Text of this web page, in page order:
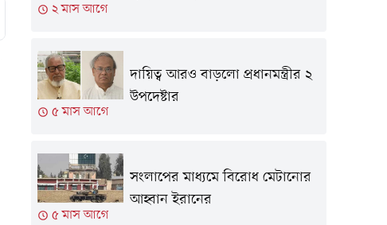
২ মাস আগে
৫ মাস আগে
দায়িত্ব আরও বাড়লো প্রধানমন্ত্রীর ২
উপদেষ্টার
৫ মাস আগে
সংলাপের মাধ্যমে বিরোধ মেটানোর
আহ্বান ইরানের